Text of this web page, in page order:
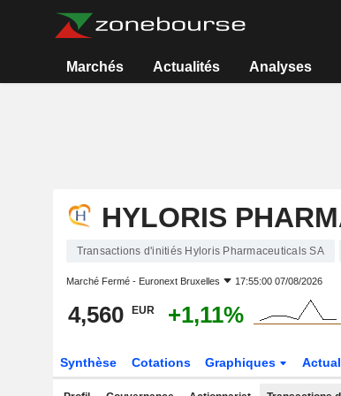
Marchés Actualités Analyses
HYLORIS
Transactions d'initiés Hyloris Pharmaceuticals SA
Marché Fermé - Euronext Bruxelles 17:55:00 07/08/2026
4,560 EUR +1,11%
Synthèse Cotations Graphiques